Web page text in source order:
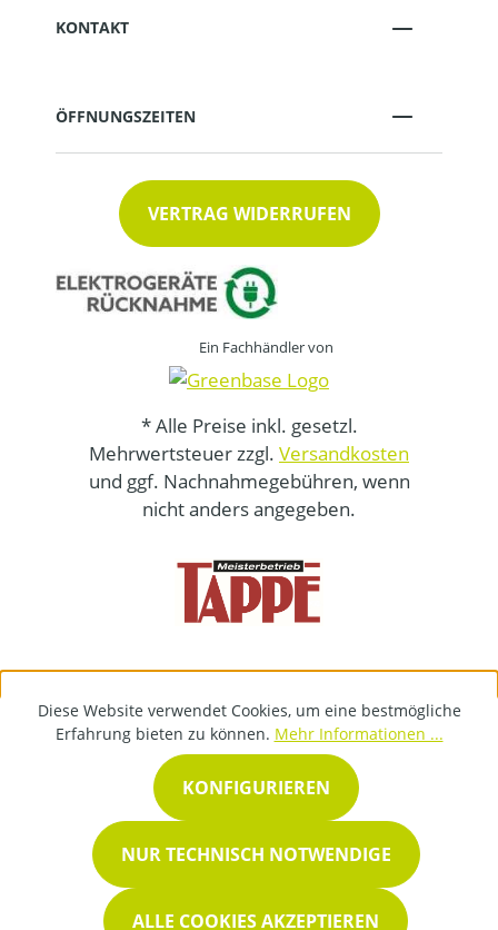
KONTAKT
ÖFFNUNGSZEITEN
VERTRAG WIDERRUFEN
Ein Fachhändler von
* Alle Preise inkl. gesetzl.
Mehrwertsteuer zzgl. Versandkosten
und ggf. Nachnahmegebühren, wenn
nicht anders angegeben.
Diese Website verwendet Cookies, um eine bestmögliche
Erfahrung bieten zu können. Mehr Informationen ...
NUR TECHNISCH NOTWENDIGE
KONFIGURIEREN
ALLE COOKIES AKZEPTIEREN